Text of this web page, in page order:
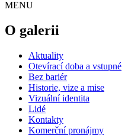
MENU
O galerii
Aktuality
Otevírací doba a vstupné
Bez bariér
Historie, vize a mise
Vizuální identita
Lidé
Kontakty
Komerční pronájmy